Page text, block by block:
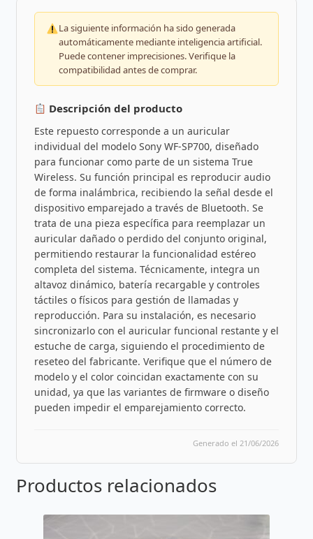
La siguiente información ha sido generada
automáticamente mediante inteligencia artificial.
Puede contener imprecisiones. Verifique la
compatibilidad antes de comprar.
Descripción del producto
Este repuesto corresponde a un auricular
individual del modelo Sony WF-SP700, diseñado
para funcionar como parte de un sistema True
Wireless. Su función principal es reproducir audio
de forma inalámbrica, recibiendo la señal desde el
dispositivo emparejado a través de Bluetooth. Se
trata de una pieza específica para reemplazar un
auricular dañado o perdido del conjunto original,
permitiendo restaurar la funcionalidad estéreo
completa del sistema. Técnicamente, integra un
altavoz dinámico, batería recargable y controles
táctiles o físicos para gestión de llamadas y
reproducción. Para su instalación, es necesario
sincronizarlo con el auricular funcional restante y el
estuche de carga, siguiendo el procedimiento de
reseteo del fabricante. Verifique que el número de
modelo y el color coincidan exactamente con su
unidad, ya que las variantes de firmware o diseño
pueden impedir el emparejamiento correcto.
Generado el 21/06/2026
Productos relacionados